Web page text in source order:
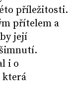
příležitosti.
přítelem a
její
i o
která